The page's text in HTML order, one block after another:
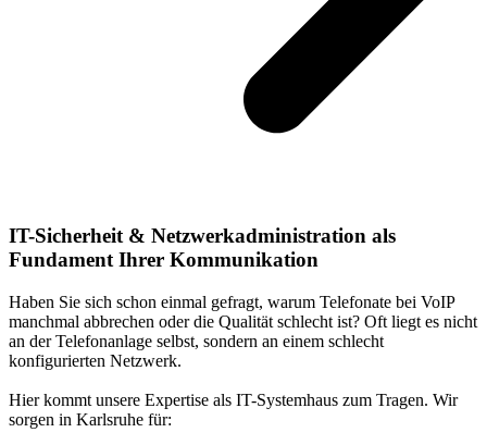
IT-Sicherheit & Netzwerkadministration als
Fundament Ihrer Kommunikation
Haben Sie sich schon einmal gefragt, warum Telefonate bei VoIP
manchmal abbrechen oder die Qualität schlecht ist? Oft liegt es nicht
an der Telefonanlage selbst, sondern an einem schlecht
konfigurierten Netzwerk.
Hier kommt unsere Expertise als IT-Systemhaus zum Tragen. Wir
sorgen in Karlsruhe für: